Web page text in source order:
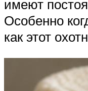
имеют
Особенно
как этот